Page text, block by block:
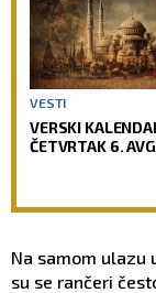
VESTI
VERSKI
ČETVRTAK 6.
Na samom ulazu
su se rančeri